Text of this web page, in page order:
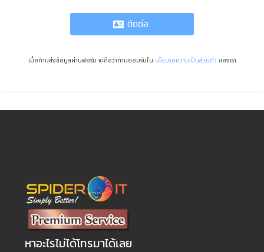
ติดต่อ
เมื่อท่านส่งข้อมูลผ่านฟอร์ม จะถือว่าท่านยอมรับใน นโยบายความเป็นส่วนตัว ของเรา
หาอะไรไม่ได้โทรมาได้เลย